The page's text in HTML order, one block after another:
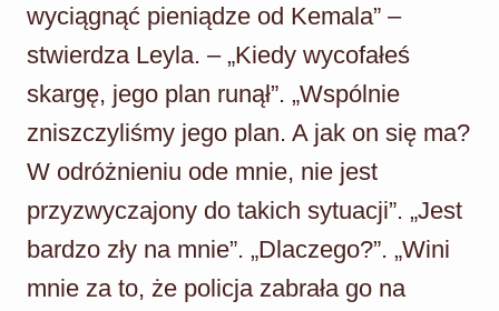
wyciągnąć pieniądze od Kemala” –
stwierdza Leyla. – „Kiedy wycofałeś
skargę, jego plan runął”. „Wspólnie
zniszczyliśmy jego plan. A jak on się ma?
W odróżnieniu ode mnie, nie jest
przyzwyczajony do takich sytuacji”. „Jest
bardzo zły na mnie”. „Dlaczego?”. „Wini
mnie za to, że policja zabrała go na